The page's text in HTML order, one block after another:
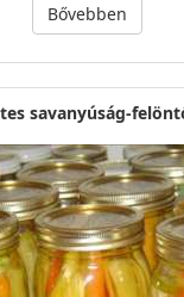
Bővebben
savanyúság-